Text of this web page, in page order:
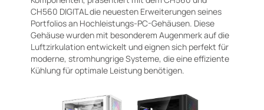
CH560 DIGITAL die neuesten Erweiterungen seines
Portfolios an Hochleistungs-PC-Gehäusen. Diese
Gehäuse wurden mit besonderem Augenmerk auf die
Luftzirkulation entwickelt und eignen sich perfekt für
moderne, stromhungrige Systeme, die eine effiziente
Kühlung für optimale Leistung benötigen.